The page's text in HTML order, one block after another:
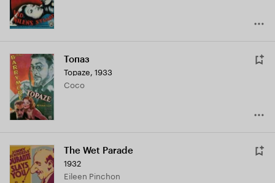
Топаз
Topaze, 1933
Coco
The Wet Parade
1932
Eileen Pinchon